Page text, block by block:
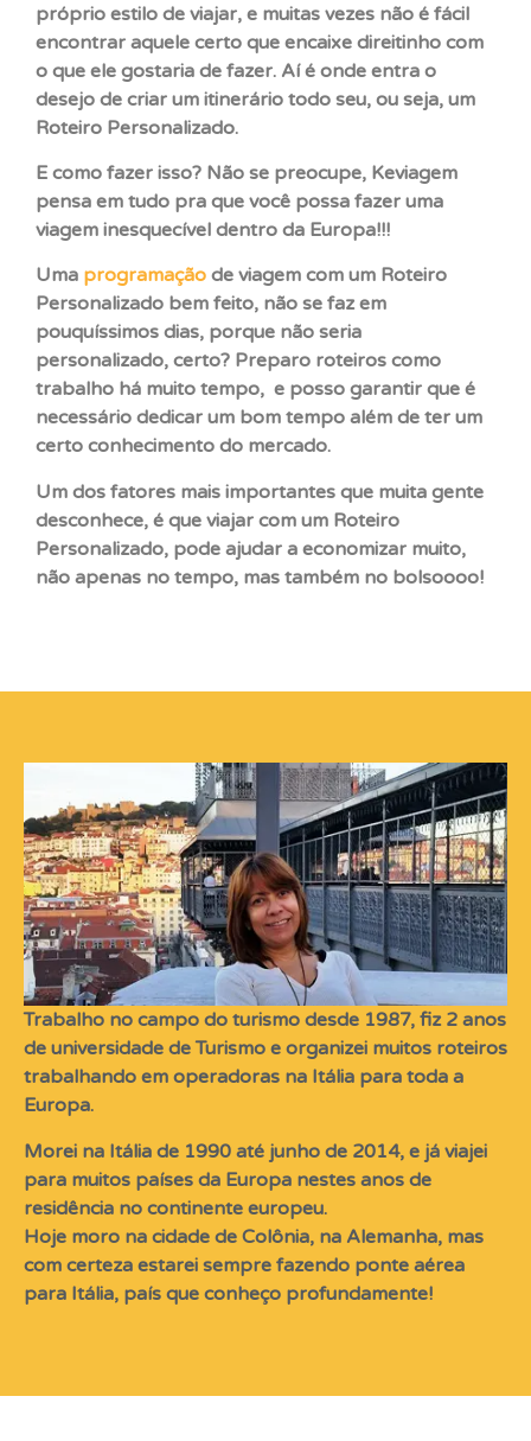
próprio estilo de viajar, e muitas vezes não é fácil
encontrar aquele certo que encaixe direitinho com
o que ele gostaria de fazer. Aí é onde entra o
desejo de criar um itinerário todo seu, ou seja, um
Roteiro Personalizado.
E como fazer isso? Não se preocupe, Keviagem
pensa em tudo pra que você possa fazer uma
viagem inesquecível dentro da Europa!!!
Uma programação de viagem com um Roteiro
Personalizado bem feito, não se faz em
pouquíssimos dias, porque não seria
personalizado, certo? Preparo roteiros como
trabalho há muito tempo, e posso garantir que é
necessário dedicar um bom tempo além de ter um
certo conhecimento do mercado.
Um dos fatores mais importantes que muita gente
desconhece, é que viajar com um Roteiro
Personalizado, pode ajudar a economizar muito,
não apenas no tempo, mas também no bolsoooo!
Trabalho no campo do turismo desde 1987, fiz 2 anos
de universidade de Turismo e organizei muitos roteiros
trabalhando em operadoras na Itália para toda a
Europa.
Morei na Itália de 1990 até junho de 2014, e já viajei
para muitos países da Europa nestes anos de
residência no continente europeu.
Hoje moro na cidade de Colônia, na Alemanha, mas
com certeza estarei sempre fazendo ponte aérea
para Itália, país que conheço profundamente!